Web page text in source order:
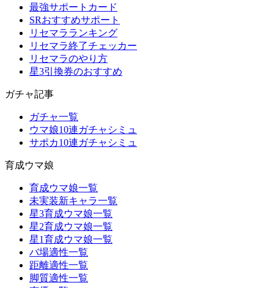
最強サポートカード
SRおすすめサポート
リセマラランキング
リセマラ終了チェッカー
リセマラのやり方
星3引換券のおすすめ
ガチャ記事
ガチャ一覧
ウマ娘10連ガチャシミュ
サポカ10連ガチャシミュ
育成ウマ娘
育成ウマ娘一覧
未実装新キャラ一覧
星3育成ウマ娘一覧
星2育成ウマ娘一覧
星1育成ウマ娘一覧
バ場適性一覧
距離適性一覧
脚質適性一覧